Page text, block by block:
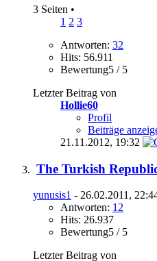
3 Seiten •
1 2 3
Antworten: 32
Hits: 56.911
Bewertung5 / 5
Letzter Beitrag von
Hollie60
Profil
Beiträge
21.11.2012, 19:32
The Turkish
yunusis1 - 26.02.2011,
Antworten: 12
Hits: 26.937
Bewertung5 / 5
Letzter Beitrag von